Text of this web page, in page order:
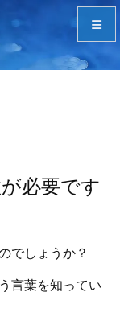
必要です
でしょうか？
言葉を知ってい